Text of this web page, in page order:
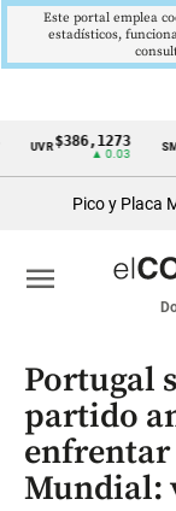
Cintillo
económicos
Colombia
$386,1273
▲ 0.03
SMMLV
Pico y Placa
menu
Portugal
partido
enfrentar
Mundial:
Este portal emplea
estadísticos,